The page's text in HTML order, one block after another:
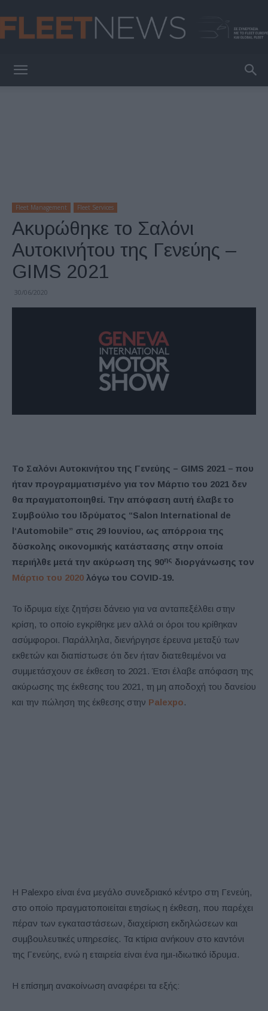
Fleet Management Fleet Services
Ακυρώθηκε το Σαλόνι
Αυτοκινήτου της Γενεύης –
GIMS 2021
30/06/2020
Το Σαλόνι Αυτοκινήτου της Γενεύης – GIMS 2021 – που
ήταν προγραμματισμένο για τον Μάρτιο του 2021 δεν
θα πραγματοποιηθεί. Την απόφαση αυτή έλαβε το
Συμβούλιο του Ιδρύματος “Salon International de
l‘Automobile” στις 29 Ιουνίου, ως απόρροια της
δύσκολης οικονομικής κατάστασης στην οποία
περιήλθε μετά την ακύρωση της 90ης διοργάνωσης τον
Μάρτιο του 2020 λόγω του COVID-19.
Το ίδρυμα είχε ζητήσει δάνειο για να ανταπεξέλθει στην
κρίση, το οποίο εγκρίθηκε μεν αλλά οι όροι του κρίθηκαν
ασύμφοροι. Παράλληλα, διενήργησε έρευνα μεταξύ των
εκθετών και διαπίστωσε ότι δεν ήταν διατεθειμένοι να
συμμετάσχουν σε έκθεση το 2021. Έτσι έλαβε απόφαση της
ακύρωσης της έκθεσης του 2021, τη μη αποδοχή του δανείου
και την πώληση της έκθεσης στην Palexpo.
H Palexpo είναι ένα μεγάλο συνεδριακό κέντρο στη Γενεύη,
στο οποίο πραγματοποιείται ετησίως η έκθεση, που παρέχει
πέραν των εγκαταστάσεων, διαχείριση εκδηλώσεων και
συμβουλευτικές υπηρεσίες. Τα κτίρια ανήκουν στο καντόνι
της Γενεύης, ενώ η εταιρεία είναι ένα ημι-ιδιωτικό ίδρυμα.
Η επίσημη ανακοίνωση αναφέρει τα εξής: